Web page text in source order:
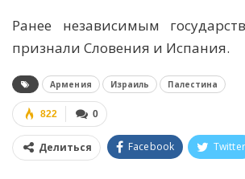
Ранее независимым
признали Словения и Испания.
Армения Израиль Палестина
0
822
Делиться Facebook Twitter